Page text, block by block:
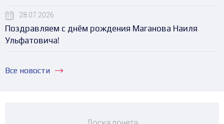
28.07.2026
Поздравляем с днём рождения Маганова Наиля
Ульфатовича!
Все новости